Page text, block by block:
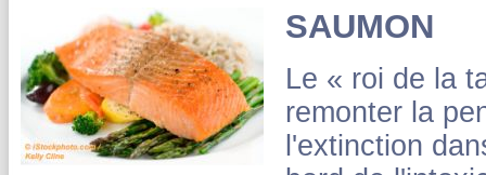
SAUMON
Le « roi de la
remonter la
l'extinction